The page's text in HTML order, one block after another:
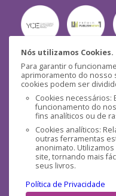
Nós utilizamos Cookies.
Para garantir o
aprimoramento do nosso
cookies podem ser
Cookies necessários:
funcionamento do
fins analíticos ou de
Cookies analíticos:
outras ferramentas
anonimato.
site, tornando mais
seus livros.
Política de Privacidade